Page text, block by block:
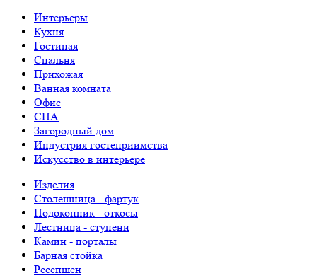
Интерьеры
Кухня
Гостиная
Спальня
Прихожая
Ванная комната
Офис
СПА
Загородный дом
Индустрия гостеприимства
Искусство в интерьере
Изделия
Столешница - фартук
Подоконник - откосы
Лестница - ступени
Камин - порталы
Барная стойка
Ресепшен